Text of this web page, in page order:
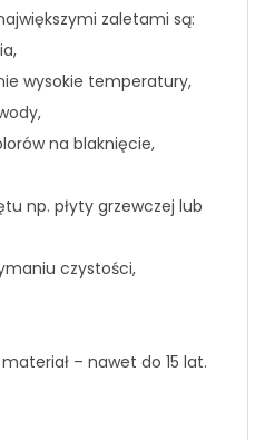
zaletami są:
wysokie temperatury,
na blaknięcie,
np. płyty grzewczej lub
czystości,
– nawet do 15 lat.